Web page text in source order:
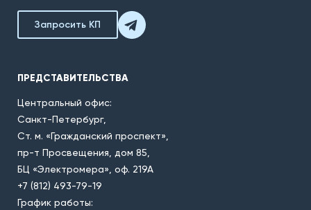
Запросить КП
ПРЕДСТАВИТЕЛЬСТВА
Центральный офис:
Санкт-Петербург,
Ст. м. «Гражданский проспект»,
пр-т Просвещения, дом 85,
БЦ «Электромера», оф. 219А
+7 (812) 493-79-19
График работы: